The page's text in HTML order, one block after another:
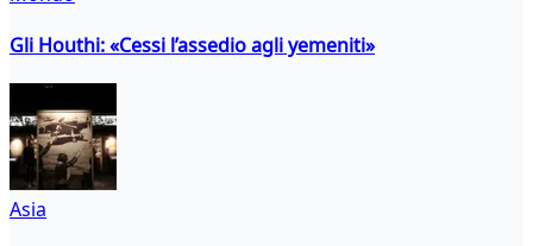
Gli Houthi: «Cessi l’assedio agli yemeniti»
Asia